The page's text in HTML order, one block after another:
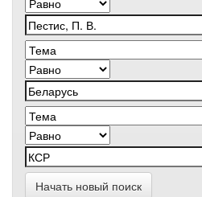
Начать новый поиск